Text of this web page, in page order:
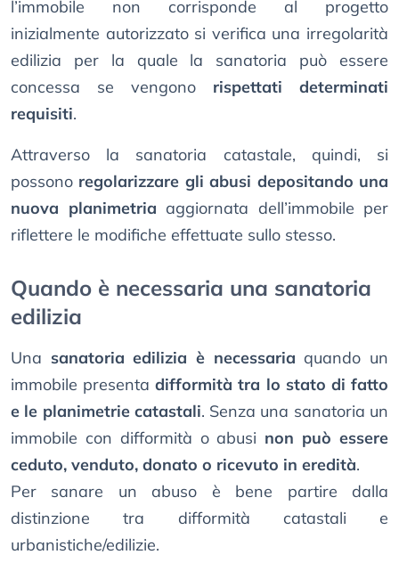
l’immobile non corrisponde al progetto
inizialmente autorizzato si verifica una irregolarità
edilizia per la quale la sanatoria può essere
concessa se vengono rispettati determinati
requisiti.
Attraverso la sanatoria catastale, quindi, si
possono regolarizzare gli abusi depositando una
nuova planimetria aggiornata dell’immobile per
riflettere le modifiche effettuate sullo stesso.
Quando è necessaria una sanatoria
edilizia
Una sanatoria edilizia è necessaria quando un
immobile presentadifformità tra lo stato di fatto
e le planimetrie catastali. Senza una sanatoria un
immobile con difformità o abusi non può essere
ceduto, venduto, donato o ricevuto in eredità.
Per sanare un abuso è bene partire dalla
distinzione tra difformità catastali e
urbanistiche/edilizie.